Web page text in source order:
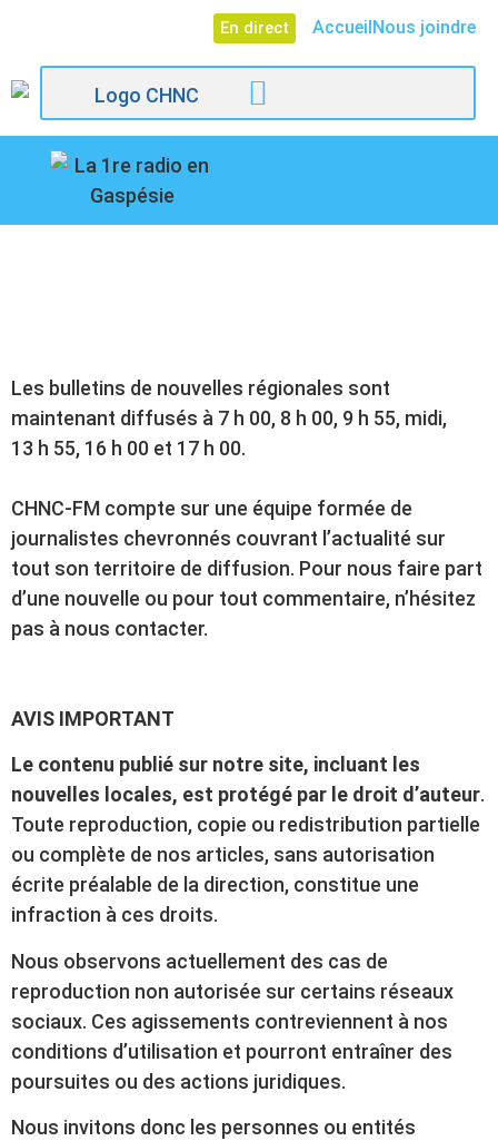
En direct Accueil Nous joindre
Les bulletins de nouvelles régionales sont
maintenant diffusés à 7 h 00, 8 h 00, 9 h 55, midi,
13 h 55, 16 h 00 et 17 h 00.
CHNC-FM compte sur une équipe formée de
journalistes chevronnés couvrant l’actualité sur
tout son territoire de diffusion. Pour nous faire part
d’une nouvelle ou pour tout commentaire, n’hésitez
pas à nous contacter.
AVIS IMPORTANT
Le contenu publié sur notre site, incluant les
nouvelles locales, est protégé par le droit d’auteur.
Toute reproduction, copie ou redistribution partielle
ou complète de nos articles, sans autorisation
écrite préalable de la direction, constitue une
infraction à ces droits.
Nous observons actuellement des cas de
reproduction non autorisée sur certains réseaux
sociaux. Ces agissements contreviennent à nos
conditions d’utilisation et pourront entraîner des
poursuites ou des actions juridiques.
Nous invitons donc les personnes ou entités